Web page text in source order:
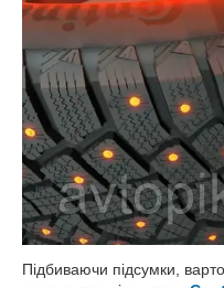
Підбиваючи підсумки,